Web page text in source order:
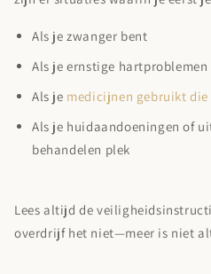
Als je zwanger bent
Als je ernstige hartproblemen
Als je medicijnen gebruikt
Als je huidaandoeningen of
behandelen plek
Lees altijd de
overdrijf het niet—meer is niet